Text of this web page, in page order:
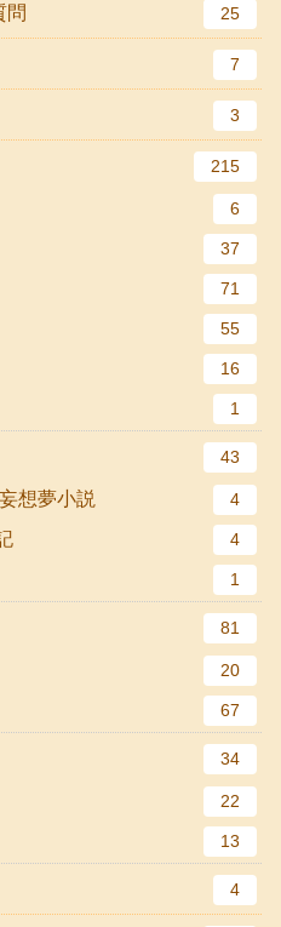
問 25
7
3
215
6
37
71
55
16
1
43
想夢小説 4
4
1
81
20
67
34
22
13
4